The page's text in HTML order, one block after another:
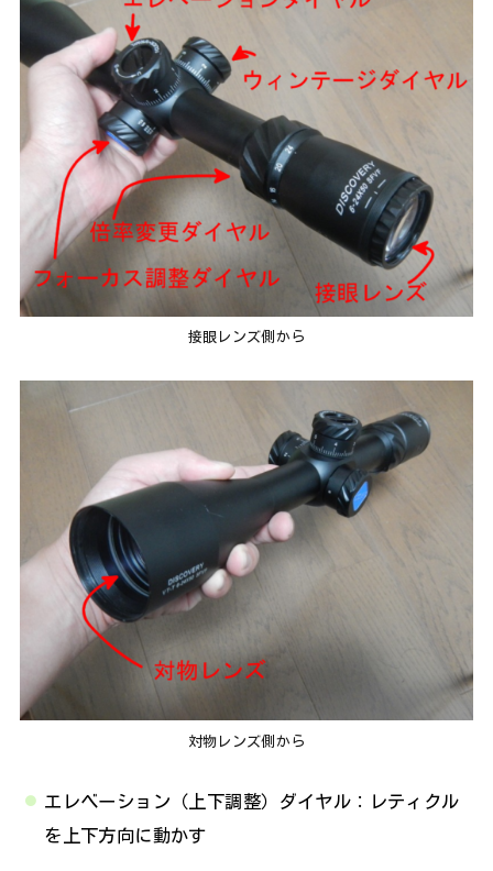
接眼レンズ側から
対物レンズ側から
エレベーション（上下調整）ダイヤル：レティクル
を上下方向に動かす